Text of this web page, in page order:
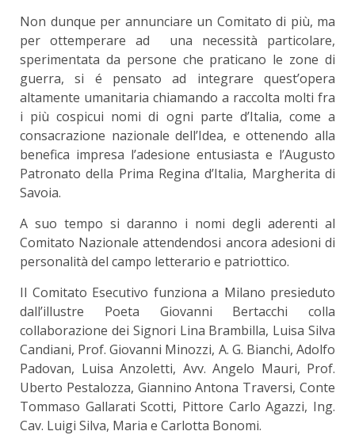
Non dunque per annunciare un Comitato di più, ma
per ottemperare ad una necessità particolare,
sperimentata da persone che praticano le zone di
guerra, si é pensato ad integrare quest’opera
altamente umanitaria chiamando a raccolta molti fra
i più cospicui nomi di ogni parte d’Italia, come a
consacrazione nazionale dell’Idea, e ottenendo alla
benefica impresa l’adesione entusiasta e l’Augusto
Patronato della Prima Regina d’Italia, Margherita di
Savoia.
A suo tempo si daranno i nomi degli aderenti al
Comitato Nazionale attendendosi ancora adesioni di
personalità del campo letterario e patriottico.
Il Comitato Esecutivo funziona a Milano presieduto
dall’illustre Poeta Giovanni Bertacchi colla
collaborazione dei Signori Lina Brambilla, Luisa Silva
Candiani, Prof. Giovanni Minozzi, A. G. Bianchi, Adolfo
Padovan, Luisa Anzoletti, Avv. Angelo Mauri, Prof.
Uberto Pestalozza, Giannino Antona Traversi, Conte
Tommaso Gallarati Scotti, Pittore Carlo Agazzi, Ing.
Cav. Luigi Silva, Maria e Carlotta Bonomi.